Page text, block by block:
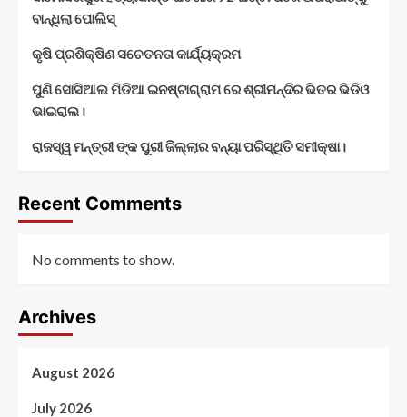
ବାନ୍ଧିଲା ପୋଲିସ୍
କୃଷି ପ୍ରଶିକ୍ଷିଣ ସଚେତନତା କାର୍ଯ୍ୟକ୍ରମ
ପୁଣି ସୋସିଆଲ ମିଡିଆ ଇନଷ୍ଟାଗ୍ରାମ ରେ ଶ୍ରୀମନ୍ଦିର ଭିତର ଭିଡିଓ
ଭାଇରାଲ।
ରାଜସ୍ୱ ମନ୍ତ୍ରୀ ଙ୍କ ପୁରୀ ଜିଲ୍ଲାର ବନ୍ୟା ପରିସ୍ଥିତି ସମୀକ୍ଷା।
Recent Comments
No comments to show.
Archives
August 2026
July 2026